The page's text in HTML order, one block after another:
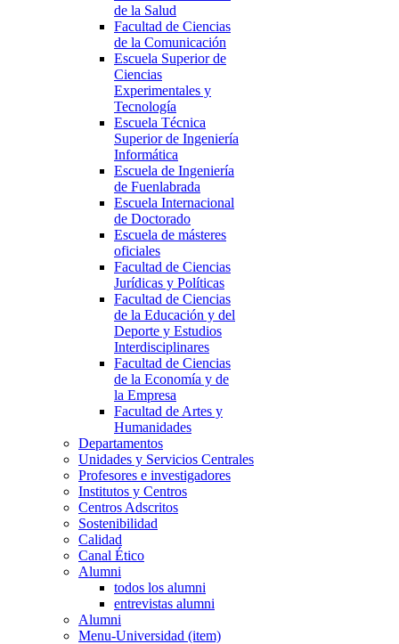
de la Salud
Facultad de Ciencias
de la Comunicación
Escuela Superior de
Ciencias
Experimentales y
Tecnología
Escuela Técnica
Superior de Ingeniería
Informática
Escuela de Ingeniería
de Fuenlabrada
Escuela Internacional
de Doctorado
Escuela de másteres
oficiales
Facultad de Ciencias
Jurídicas y Políticas
Facultad de Ciencias
de la Educación y del
Deporte y Estudios
Interdisciplinares
Facultad de Ciencias
de la Economía y de
la Empresa
Facultad de Artes y
Humanidades
Departamentos
Unidades y Servicios Centrales
Profesores e investigadores
Institutos y Centros
Centros Adscritos
Sostenibilidad
Calidad
Canal Ético
Alumni
todos los alumni
entrevistas alumni
Alumni
Menu-Universidad (item)